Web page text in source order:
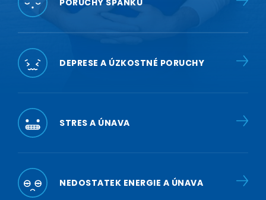
DEPRESE A ÚZKOSTNÉ PORUCHY
STRES A ÚNAVA
NEDOSTATEK ENERGIE A ÚNAVA